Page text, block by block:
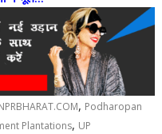
, Podharopan
Plantations, UP